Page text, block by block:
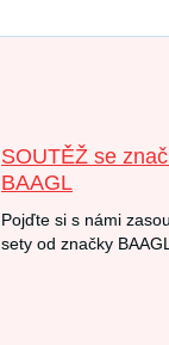
SOUTĚŽ se
BAAGL
Pojďte si s námi
sety od značky BAAGL.